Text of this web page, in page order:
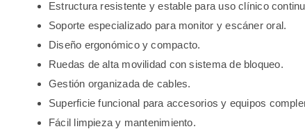
Estructura resistente y estable para uso clínico
Soporte especializado para monitor y escáner oral.
Diseño ergonómico y compacto.
Ruedas de alta movilidad con sistema de bloqueo.
Gestión organizada de cables.
Superficie funcional para accesorios y equipos
Fácil limpieza y mantenimiento.